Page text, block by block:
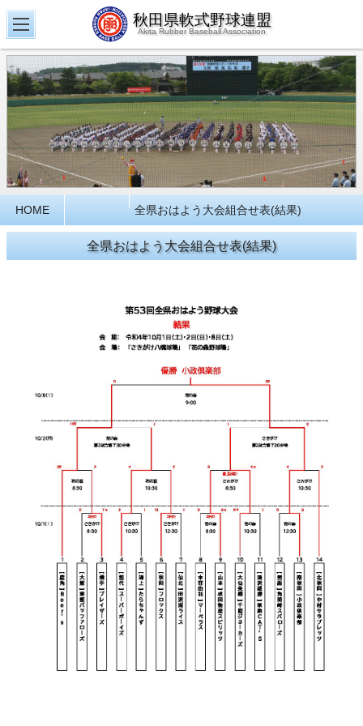
秋田県軟式野球連盟
Akita Rubber Baseball Association
HOME 全県おはよう大会組合せ表(結果)
全県おはよう大会組合せ表(結果)